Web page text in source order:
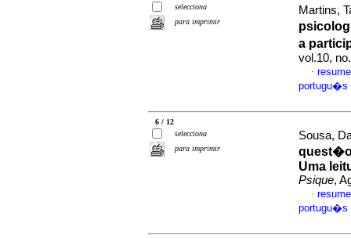
selecciona
para imprimir
Martins,
a
vol.10,
·
portugu�s
6 / 12
selecciona
para imprimir
Sousa,
quest�o
Uma
Psique,
·
portugu�s